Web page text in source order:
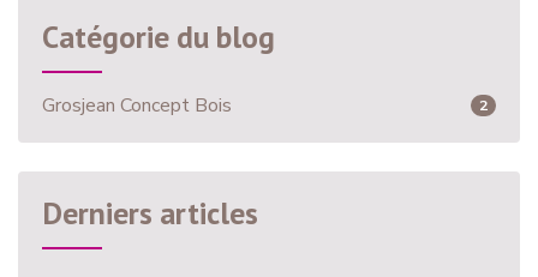
Catégorie du blog
Grosjean Concept Bois 2
Derniers articles